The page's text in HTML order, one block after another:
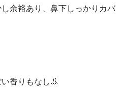
余裕あり、鼻下しっかりカバ
香りもなし👃